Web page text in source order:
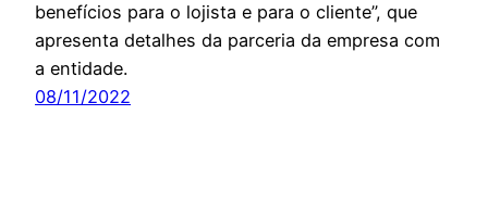
benefícios para o lojista e para o cliente”, que
apresenta detalhes da parceria da empresa com
a entidade.
08/11/2022